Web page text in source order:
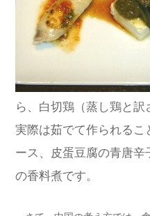
ら、白切鶏（蒸し鶏と訳
実際は茹でて作られるこ
ース、皮蛋豆腐の青唐
の香料煮です。